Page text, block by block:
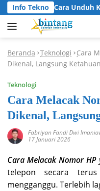
Langsung
ke
konten
Info TeknoCara Unduh
Beranda -Teknologi -Cara
Dikenal, Langsung
Teknologi
Cara Melacak
Dikenal,
Fabriyan Fandi Dwi
17 Januari 2026
Cara Melacak Nomor HP
telepon secara
mengganggu. Terlebih